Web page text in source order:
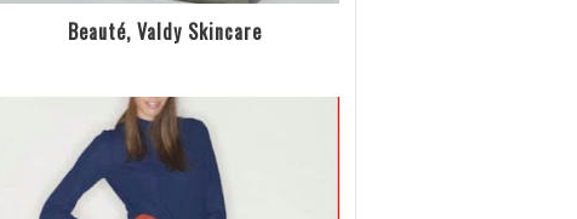
Beauté, Valdy Skincare